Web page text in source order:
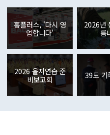
아 블라디보스토크에서 열리
원에서 (참석을) 검토하고 있
외교부의 몫"이라며 "아직 거
장관이 이날 소개한 대북 구상
점에서 문제가 있다. 특히 주적
원, 4자회담 추진 등은 통일부
적이 나오고 있다. 이 대통령은
무보고에 발표했다고 승인난
식통은 "정 장관의 발언 내용은
결정된 사안이 아닌 정 장관의
관이 정부의 공식 정책이 아닌
령의 면전에서 '국군통수권자가
3월(369억9000만달러)을 넘어
투자가 80억1000만달러, 외국
다. 증권투자에서는 외국인의
내 주식 투자는 차익실현 매도
전월(-310억5000만달러)에 이
외국인의 국내 채권투자는 세
기도래 영향으로 증가 폭이 줄
의 해외 증권투자는 주식을 중
홈플러스, '다시 영
업합니다'
2026년
름
2026 을지연습 준
비보고회
39도 기